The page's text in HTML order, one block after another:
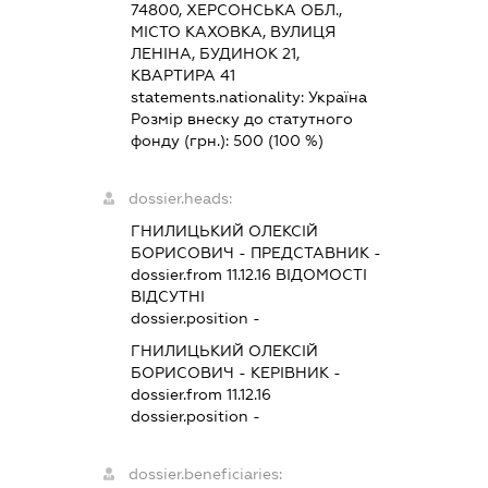
74800, ХЕРСОНСЬКА ОБЛ.,
МІСТО КАХОВКА, ВУЛИЦЯ
ЛЕНІНА, БУДИНОК 21,
КВАРТИРА 41
statements.nationality: Україна
Розмір внеску до статутного
фонду (грн.): 500 (100 %)
dossier.heads:
ГНИЛИЦЬКИЙ ОЛЕКСІЙ
БОРИСОВИЧ - ПРЕДСТАВНИК-
dossier.from 11.12.16 ВІДОМОСТІ
ВІДСУТНІ
dossier.position -
ГНИЛИЦЬКИЙ ОЛЕКСІЙ
БОРИСОВИЧ - КЕРІВНИК-
dossier.from 11.12.16
dossier.position -
dossier.beneficiaries: